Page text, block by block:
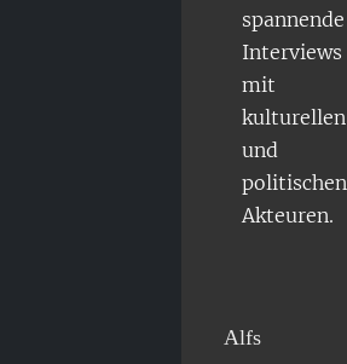
spannende
Interviews
mit
kulturellen
und
politischen
Akteuren.
Alfs